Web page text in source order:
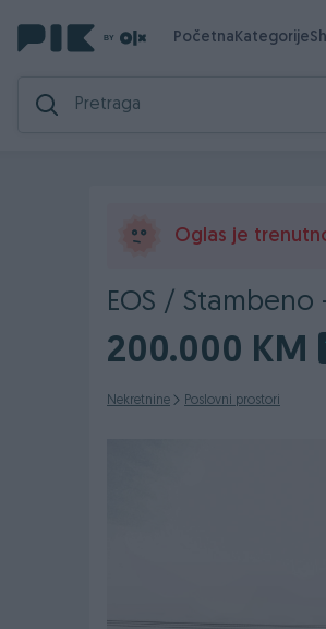
PočetnaKategorije
Oglas je
EOS /
200.000 KM
Nekretnine Poslovni prostori